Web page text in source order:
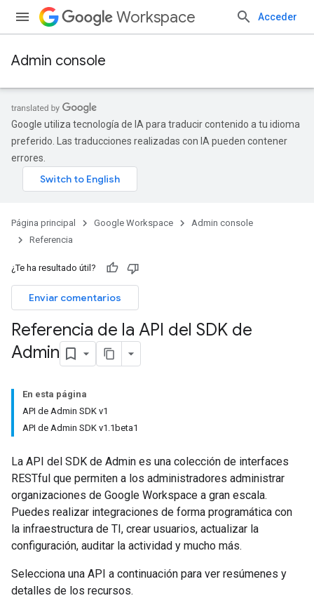
Workspace Acceder
Admin console
Google utiliza tecnología de IA para traducir contenido a tu idioma
preferido. Las traducciones realizadas con IA pueden contener
errores.
Página principal Google Workspace
Admin console
Referencia
¿Te ha resultado útil?
Enviar comentarios
Referencia de la API del SDK de
Admin
En esta página
API de Admin SDK v1
API de Admin SDK v1.1beta1
La API del SDK de Admin es una colección de interfaces
RESTful que permiten a los administradores administrar
organizaciones de Google Workspace a gran escala.
Puedes realizar integraciones de forma programática con
la infraestructura de TI, crear usuarios, actualizar la
configuración, auditar la actividad y mucho más.
Selecciona una API a continuación para ver resúmenes y
detalles de los recursos.